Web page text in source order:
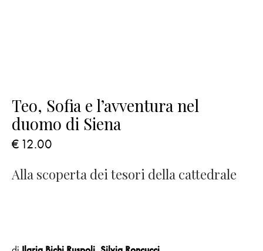
Teo, Sofia e l’avventura nel
duomo di Siena
€ 12.00
Alla scoperta dei tesori della cattedrale